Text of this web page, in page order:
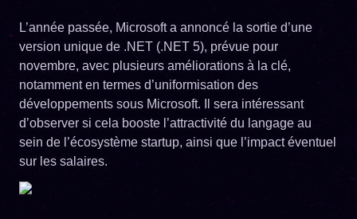
L’année passée, Microsoft a annoncé la sortie d’une
version unique de .NET (.NET 5), prévue pour
novembre, avec plusieurs améliorations à la clé,
notamment en termes d’uniformisation des
développements sous Microsoft. Il sera intéressant
d’observer si cela booste l’attractivité du langage au
sein de l’écosystème startup, ainsi que l’impact éventuel
sur les salaires.